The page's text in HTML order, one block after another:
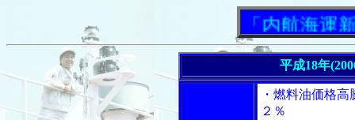
「内航海運新聞
平成18年
・燃料油価格
２％